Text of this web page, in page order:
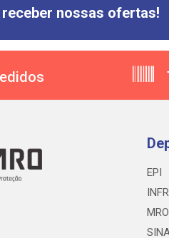
nossas ofertas!
EPI
MRO